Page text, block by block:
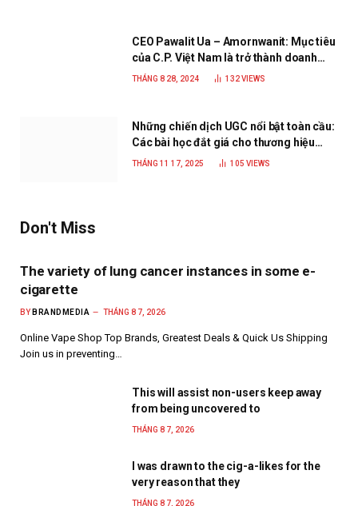
CEO Pawalit Ua – Amornwanit: Mục tiêu
của C.P. Việt Nam là trở thành doanh
nghiệp xanh, phát triển bền vững
THÁNG 8 28, 2024 132VIEWS
Những chiến dịch UGC nổi bật toàn cầu:
Các bài học đắt giá cho thương hiệu
năm 2025
THÁNG 11 17, 2025 105 VIEWS
Don't Miss
The variety of lung cancer instances in some e-
cigarette
BY BRANDMEDIA THÁNG 8 7, 2026
Online Vape Shop Top Brands, Greatest Deals & Quick Us Shipping
Join us in preventing…
This will assist non-users keep away
from being uncovered to
THÁNG 8 7, 2026
I was drawn to the cig-a-likes for the
very reason that they
THÁNG 8 7, 2026